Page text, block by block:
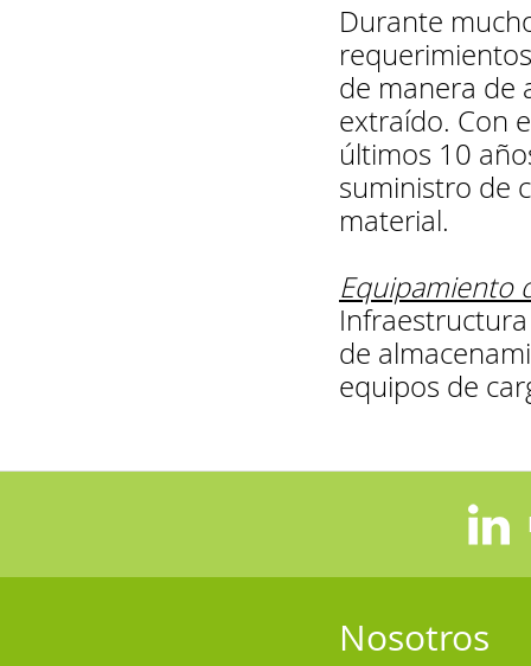
Durante
de manera de
extraído. Con
últimos 10
suministro de
material.
Equipamiento
de
equipos de
Nosotros